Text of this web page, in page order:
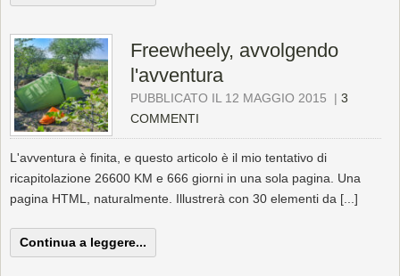
Freewheely, avvolgendo
l'avventura
PUBBLICATO IL 12 MAGGIO 2015 | 3
COMMENTI
L'avventura è finita, e questo articolo è il mio tentativo di
ricapitolazione 26600 KM e 666 giorni in una sola pagina. Una
pagina HTML, naturalmente. Illustrerà con 30 elementi da [...]
Continua a leggere...